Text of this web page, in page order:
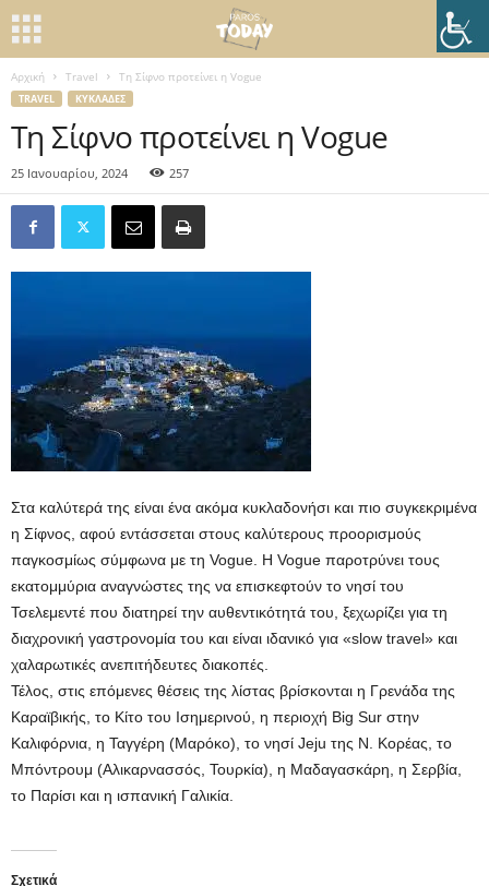
Αρχική Travel Τη Σίφνο προτείνει η Vogue
TRAVEL ΚΥΚΛΆΔΕΣ
Τη Σίφνο προτείνει η Vogue
25 Ιανουαρίου, 2024 257
Στα καλύτερά της είναι ένα ακόμα κυκλαδονήσι και πιο συγκεκριμένα
η Σίφνος, αφού εντάσσεται στους καλύτερους προορισμούς
παγκοσμίως σύμφωνα με τη Vogue. Η Vogue παροτρύνει τους
εκατομμύρια αναγνώστες της να επισκεφτούν το νησί του
Τσελεμεντέ που διατηρεί την αυθεντικότητά του, ξεχωρίζει για τη
διαχρονική γαστρονομία του και είναι ιδανικό για «slow travel» και
χαλαρωτικές ανεπιτήδευτες διακοπές.
Τέλος, στις επόμενες θέσεις της λίστας βρίσκονται η Γρενάδα της
Καραϊβικής, το Κίτο του Ισημερινού, η περιοχή Big Sur στην
Καλιφόρνια, η Ταγγέρη (Μαρόκο), το νησί Jeju της Ν. Κορέας, το
Μπόντρουμ (Αλικαρνασσός, Τουρκία), η Μαδαγασκάρη, η Σερβία,
το Παρίσι και η ισπανική Γαλικία.
Σχετικά